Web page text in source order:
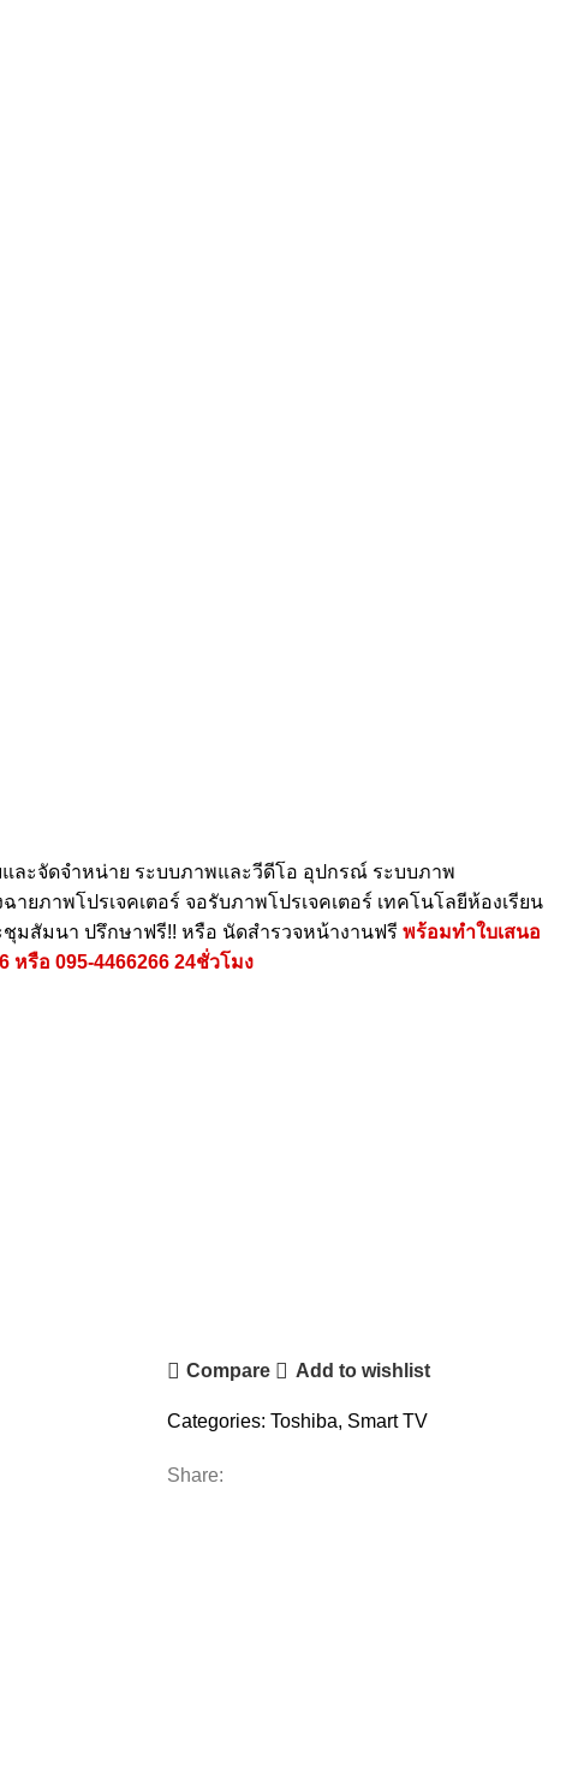
และจัดจำหน่าย ระบบภาพและวีดีโอ อุปกรณ์ ระบบภาพ
ฉายภาพโปรเจคเตอร์ จอรับภาพโปรเจคเตอร์ เทคโนโลยีห้องเรียน
มสัมนา ปรึกษาฟรี!! หรือ นัดสำรวจหน้างานฟรี พร้อมทำใบเสนอ
หรือ 095-4466266 24ชั่วโมง
Compare Add to wishlist
Categories: Toshiba, Smart TV
Share: